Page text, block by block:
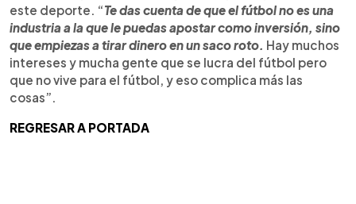
este deporte. “Te das cuenta de que el fútbol no es una
industria a la que le puedas apostar como inversión, sino
que empiezas a tirar dinero en un saco roto. Hay muchos
intereses y mucha gente que se lucra del fútbol pero
que no vive para el fútbol, y eso complica más las
cosas”.
REGRESAR A PORTADA